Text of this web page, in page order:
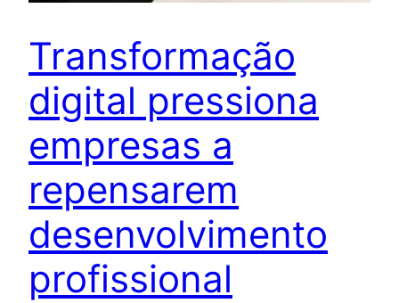
Transformação
digital pressiona
empresas a
repensarem
desenvolvimento
profissional